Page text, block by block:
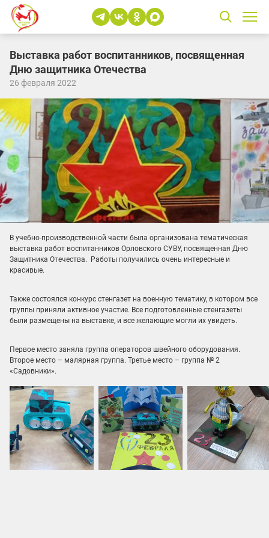
Выставка работ воспитанников, посвященная
Дню защитника Отечества
26 февраля 2022
В учебно-производственной части была организована тематическая
выставка работ воспитанников Орловского СУВУ, посвященная Дню
Защитника Отечества. ​ Работы получились очень интересные и
красивые.
Также состоялся конкурс стенгазет на военную тематику, в котором все
группы приняли активное участие. Все подготовленные стенгазеты
были размещены на выставке, и все желающие могли их увидеть.
Первое место заняла группа операторов швейного оборудования.
Второе место – малярная группа. Третье место – группа № 2
«Садовники».